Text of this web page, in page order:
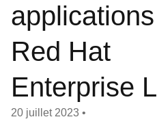
Red Hat
Enterprise
20 juillet 2023 •